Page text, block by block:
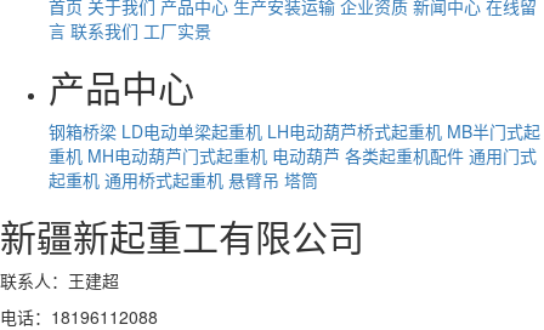
首页 关于我们 产品中心 生产安装运输 企业资质 新闻中心 在线留
言 联系我们 工厂实景
产品中心
钢箱桥梁 LD电动单梁起重机 LH电动葫芦桥式起重机 MB半门式起
重机 MH电动葫芦门式起重机 电动葫芦 各类起重机配件 通用门式
起重机 通用桥式起重机 悬臂吊 塔筒
新疆新起重工有限公司
联系人：王建超
电话：18196112088